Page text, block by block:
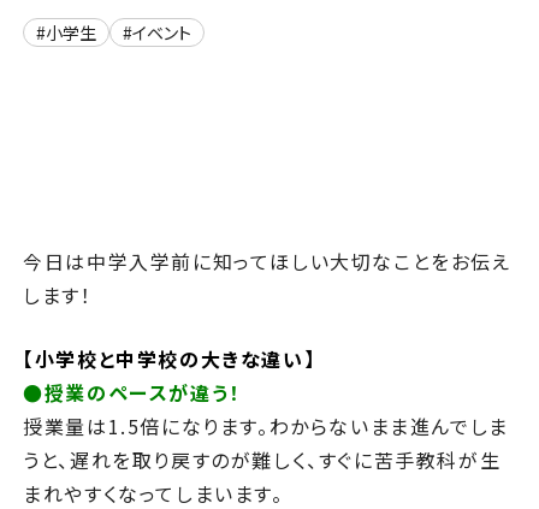
#小学生 #イベント
今日は中学入学前に知ってほしい大切なことをお伝え
します！
【小学校と中学校の大きな違い】
●授業のペースが違う！
授業量は1.5倍になります。わからないまま進んでしま
うと、遅れを取り戻すのが難しく、すぐに苦手教科が生
まれやすくなってしまいます。